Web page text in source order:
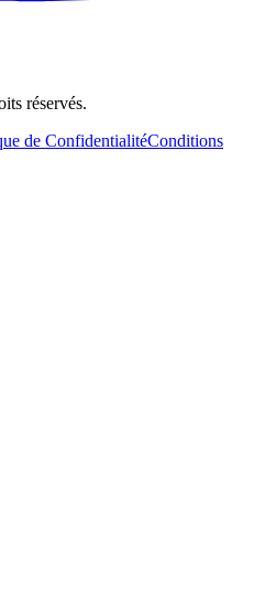
réservés.
de ConfidentialitéConditions